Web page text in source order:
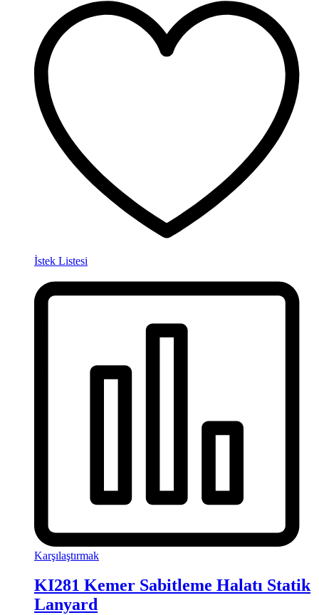
İstek Listesi
Karşılaştırmak
KI281 Kemer Sabitleme Halatı Statik
Lanyard